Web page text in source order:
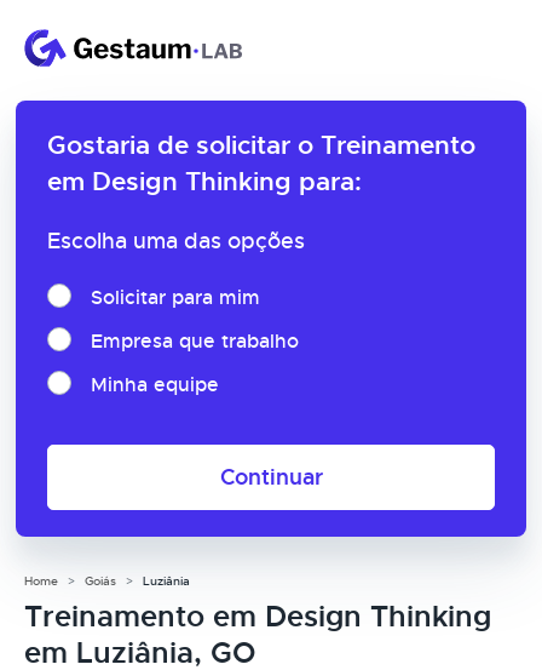
Gostaria de solicitar o Treinamento
em Design Thinking para:
Escolha uma das opções
Solicitar para mim
Empresa que trabalho
Minha equipe
Continuar
Home Goiás Luziânia
Treinamento em Design Thinking
em Luziânia, GO